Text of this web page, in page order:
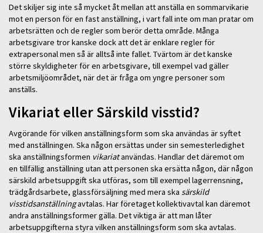
Det skiljer sig inte så mycket åt mellan att anställa en sommarvikarie
mot en person för en fast anställning, i vart fall inte om man pratar om
arbetsrätten och de regler som berör detta område. Många
arbetsgivare tror kanske dock att det är enklare regler för
extrapersonal men så är alltså inte fallet. Tvärtom är det kanske
större skyldigheter för en arbetsgivare, till exempel vad gäller
arbetsmiljöområdet, när det är fråga om yngre personer som
anställs.
Vikariat eller Särskild visstid?
Avgörande för vilken anställningsform som ska användas är syftet
med anställningen. Ska någon ersättas under sin semesterledighet
ska anställningsformen vikariatanvändas. Handlar det däremot om
en tillfällig anställning utan att personen ska ersätta någon, där någon
särskild arbetsuppgift ska utföras, som till exempel lagerrensning,
trädgårdsarbete, glassförsäljning med mera ska särskild
visstidsanställningavtalas. Har företaget kollektivavtal kan däremot
andra anställningsformer gälla. Det viktiga är att man låter
arbetsuppgifterna styra vilken anställningsform som ska avtalas.